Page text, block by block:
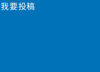
我要投稿